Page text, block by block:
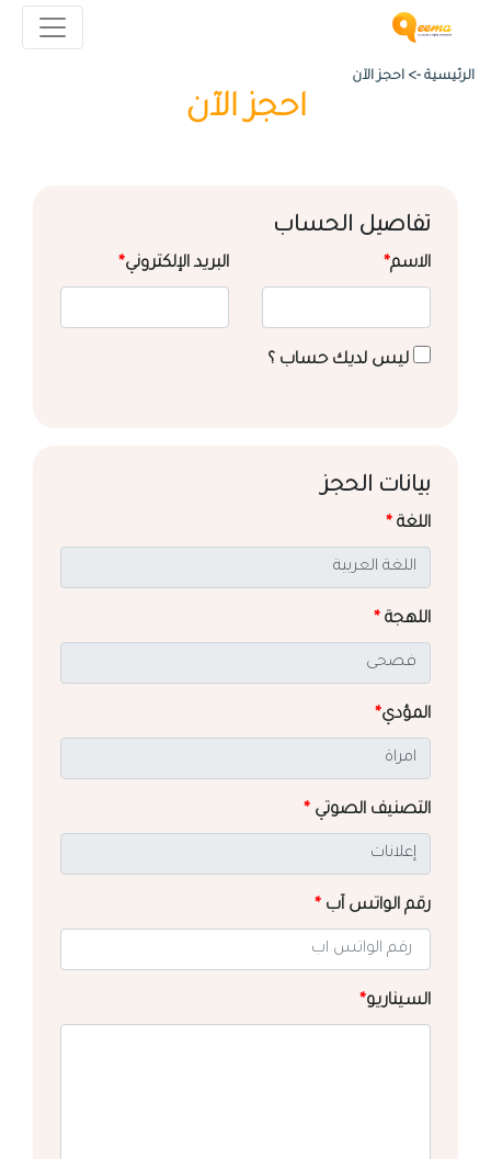
الرئيسية -> احجز الآن
احجز الآن
تفاصيل الحساب
الاسم* البريد الإلكتروني*
ليس لديك حساب ؟
بيانات الحجز
اللغة *
اللهجة *
المؤدي*
التصنيف الصوتي *
رقم الواتس آب *
السيناريو*